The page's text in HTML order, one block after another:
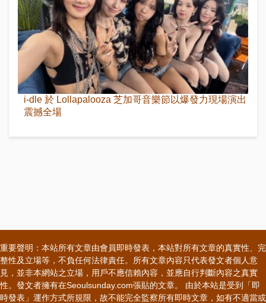
i-dle 於 Lollapalooza 芝加哥音樂節以爆發力現場演出
震撼全場
重要聲明：本站所有文章由會員即時發表，本站對所有文章的真實性、完
整性及立場等，不負任何法律責任。所有文章內容只代表發文者個人意
見，並非本網站之立場，用戶不應信賴內容，並應自行判斷內容之真實
性。發文者擁有在Seoulsunday.com張貼的文章。 由於本站是受到「即
時發表」運作方式所規限，故不能完全監察所有即時文章，如有不適當或